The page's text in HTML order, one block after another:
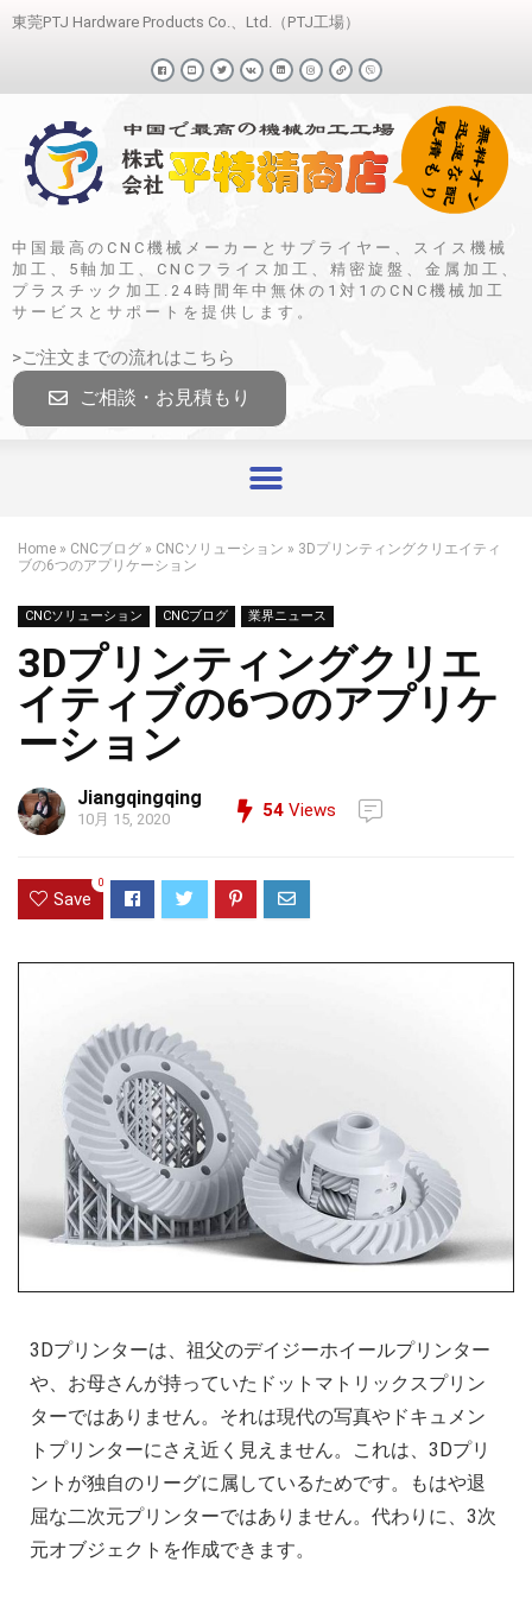
東莞PTJ Hardware Products Co.、Ltd.（PTJ工場）
中国最高のCNC機械メーカーとサプライヤー、スイス機械
加工、5軸加工、CNCフライス加工、精密旋盤、金属加工、
プラスチック加工.24時間年中無休の1対1のCNC機械加工
サービスとサポートを提供します。
>ご注文までの流れはこちら
ご相談・お見積もり
Home » CNCブログ » CNCソリューション » 3Dプリンティングクリエイティ
ブの6つのアプリケーション
CNCソリューション CNCブログ 業界ニュース
3Dプリンティングクリエ
イティブの6つのアプリケ
ーション
Jiangqingqing
10月 15, 2020 54 Views
Save
0
3Dプリンターは、祖父のデイジーホイールプリンター
や、お母さんが持っていたドットマトリックスプリン
ターではありません。それは現代の写真やドキュメン
トプリンターにさえ近く見えません。これは、3Dプリ
ントが独自のリーグに属しているためです。もはや退
屈な二次元プリンターではありません。代わりに、3次
元オブジェクトを作成できます。